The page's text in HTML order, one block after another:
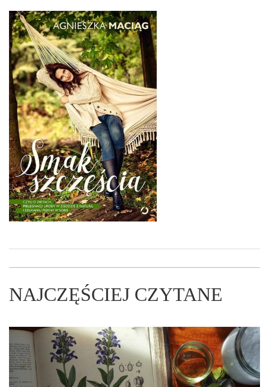
NAJCZĘŚCIEJ CZYTANE